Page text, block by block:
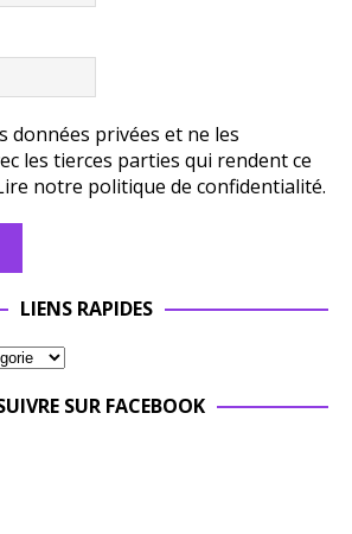
données privées et ne les
les tierces parties qui rendent ce
notre politique de confidentialité.
LIENS RAPIDES
SUR FACEBOOK